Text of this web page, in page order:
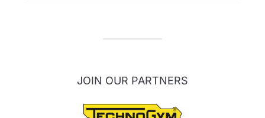
JOIN OUR PARTNERS